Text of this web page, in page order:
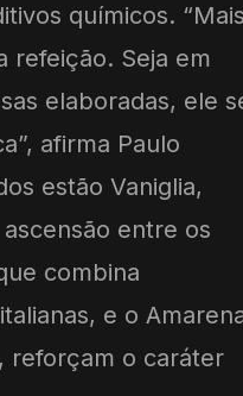
químicos.
refeição. Seja em
elaboradas, ele
afirma Paulo
estão Vaniglia,
entre os
combina
e o
reforçam o caráter